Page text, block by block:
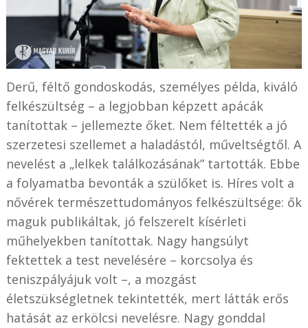
Derű, féltő gondoskodás, személyes példa, kiváló
felkészültség – a legjobban képzett apácák
tanítottak – jellemezte őket. Nem féltették a jó
szerzetesi szellemet a haladástól, műveltségtől. A
nevelést a „lelkek találkozásának” tartották. Ebbe
a folyamatba bevonták a szülőket is. Híres volt a
nővérek természettudományos felkészültsége: ők
maguk publikáltak, jó felszerelt kísérleti
műhelyekben tanítottak. Nagy hangsúlyt
fektettek a test nevelésére – korcsolya és
teniszpályájuk volt –, a mozgást
életszükségletnek tekintették, mert látták erős
hatását az erkölcsi nevelésre. Nagy gonddal